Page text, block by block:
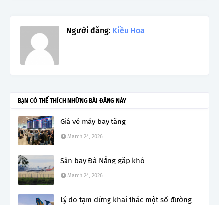
Người đăng: Kiều Hoa
BẠN CÓ THỂ THÍCH NHỮNG BÀI ĐĂNG NÀY
Giá vé máy bay tăng
March 24, 2026
Sân bay Đà Nẵng gặp khó
March 24, 2026
Lý do tạm dừng khai thác một số đường